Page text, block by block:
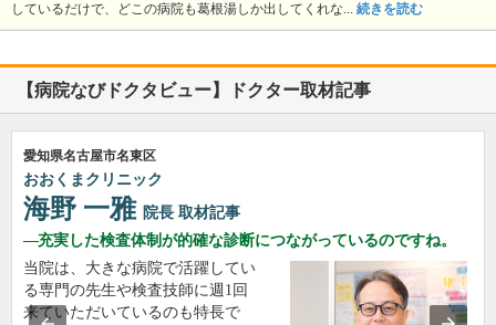
しているだけで、どこの病院も葛根湯しか出してくれな... 続きを読む
【病院なびドクタビュー】ドクター取材記事
愛知県名古屋市名東区
おおくまクリニック
海野 一雅 院長 取材記事
充実した検査体制が的確な診断につながっているのですね。
当院は、大きな病院で活躍してい
る専門の先生や検査技師に週1回
来ていただいているのも特長で